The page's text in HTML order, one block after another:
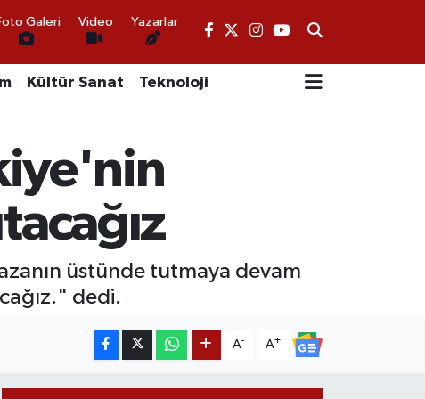
Galeri Video Yazarlar
Kültür Sanat Teknoloji
üstünde tutmaya devam
dedi.
A- A+